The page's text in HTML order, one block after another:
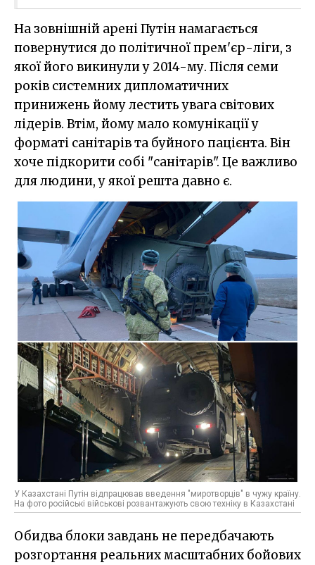
На зовнішній арені Путін намагається
повернутися до політичної прем'єр-ліги, з
якої його викинули у 2014-му. Після семи
років системних дипломатичних
принижень йому лестить увага світових
лідерів. Втім, йому мало комунікації у
форматі санітарів та буйного пацієнта. Він
хоче підкорити собі "санітарів". Це важливо
для людини, у якої решта давно є.
У Казахстані Путін відпрацював введення "миротворців" в чужу країну.
На фото російські військові розвантажують свою техніку в Казахстані
Обидва блоки завдань не передбачають
розгортання реальних масштабних бойових